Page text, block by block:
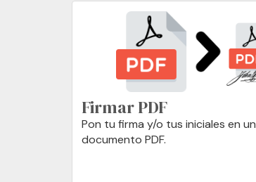
Firmar PDF
Pon tu firma y/o tus iniciales en un
documento PDF.